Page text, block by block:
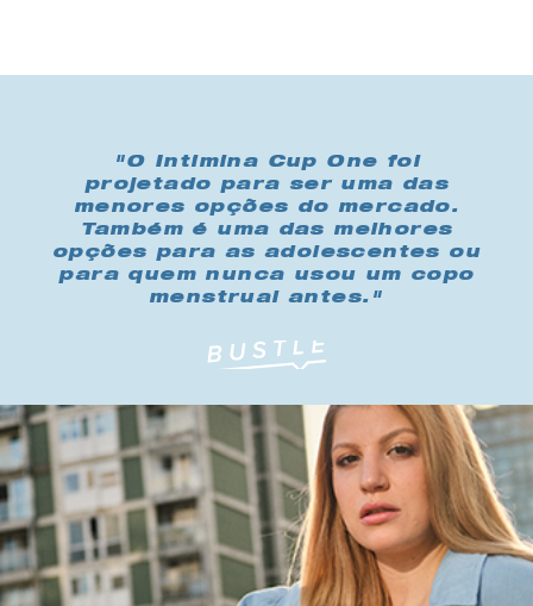
"O Intimina Cup One foi
projetado para ser uma das
menores opções do mercado.
Também é uma das melhores
opções para as adolescentes ou
para quem nunca usou um copo
menstrual antes."